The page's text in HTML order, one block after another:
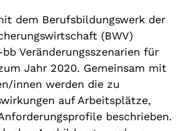
dem Berufsbildungswerk der
(BWV)
Veränderungsszenarien für
Jahr 2020. Gemeinsam mit
innen werden die zu
auf Arbeitsplätze,
beschrieben.